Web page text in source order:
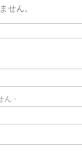
せん。
ん -